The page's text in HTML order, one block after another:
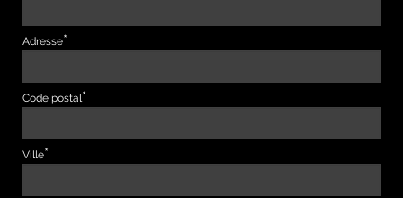
Adresse
Code postal
Ville